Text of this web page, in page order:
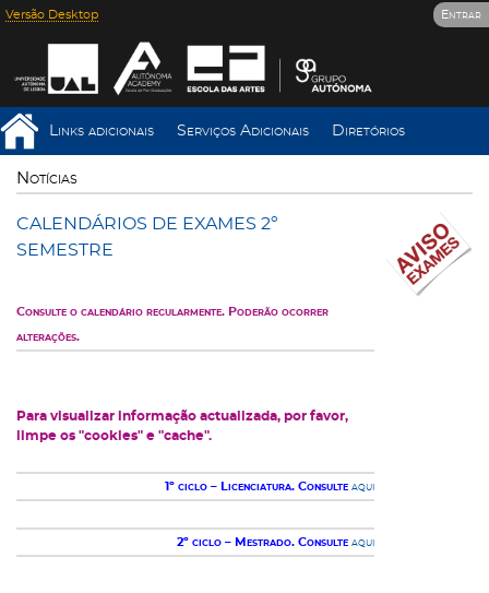
Versão Desktop Entrar
Links adicionais Serviços Adicionais Diretórios
Notícias
CALENDÁRIOS DE EXAMES 2º
SEMESTRE
Consulte o calendário regularmente. Poderão ocorrer
alterações.
Para visualizar informação actualizada, por favor,
limpe os "cookies" e "cache".
1º ciclo – Licenciatura. Consulte aqui
2º ciclo – Mestrado. Consulte aqui